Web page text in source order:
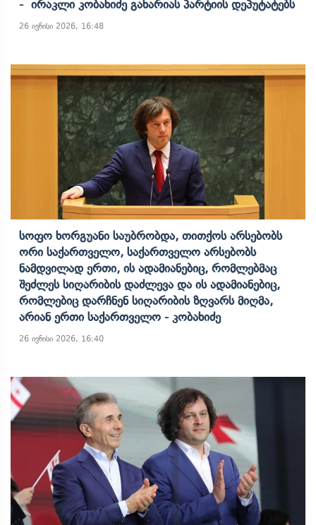
- Ირაკლი Კობახიძე Გახარიას Პარტიის Დეპუტატებს
26 ივნისი 2026, 16:48
Სოფო Ხორგუანი Საუბრობდა, Თითქოს Არსებობს
Ორი Საქართველო, Საქართველო Არსებობს
Ნამდვილად Ერთი, Ის Ადამიანებიც, Რომლებმაც
Შეძლეს Სიღარიბის Დაძლევა Და Ის Ადამიანებიც,
Რომლებიც Დარჩნენ Სიღარიბის Ზღვარს Მიღმა,
Არიან Ერთი Საქართველო - Კობახიძე
26 ივნისი 2026, 16:40